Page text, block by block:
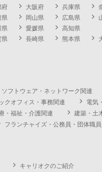
府 大阪府 兵庫県
県 岡山県 広島県
県 愛媛県
高知県
県 長崎県 熊本県
ソフトウェア・ネットワーク関連
クオフィス・事務関連
電気
・福祉・介護関連
建築・土
フランチャイズ・公務員・団体職
キャリオクのご紹介